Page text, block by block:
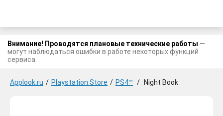
Внимание! Проводятся плановые технические работы —
могут наблюдаться ошибки в работе некоторых функций
сервиса.
Applook.ru / Playstation Store / PS4™ / Night Book